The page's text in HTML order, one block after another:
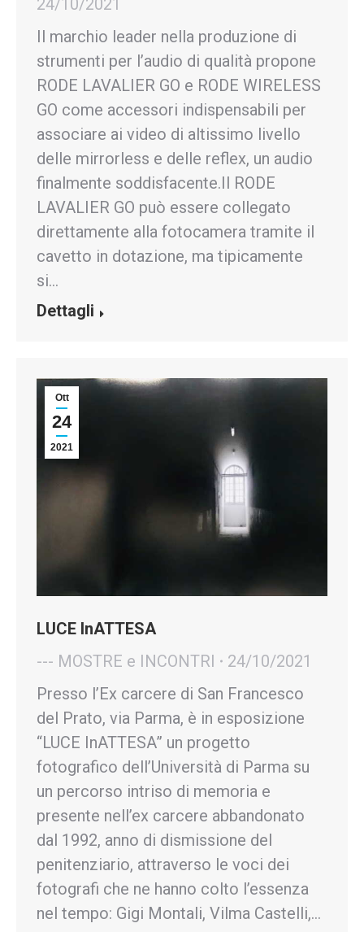
24/10/2021
Il marchio leader nella produzione di
strumenti per l’audio di qualità propone
RODE LAVALIER GO e RODE WIRELESS
GO come accessori indispensabili per
associare ai video di altissimo livello
delle mirrorless e delle reflex, un audio
finalmente soddisfacente.Il RODE
LAVALIER GO può essere collegato
direttamente alla fotocamera tramite il
cavetto in dotazione, ma tipicamente
si…
Dettagli
Ott
24
2021
LUCE InATTESA
--- MOSTRE e INCONTRI
24/10/2021
Presso l’Ex carcere di San Francesco
del Prato, via Parma, è in esposizione
“LUCE InATTESA” un progetto
fotografico dell’Università di Parma su
un percorso intriso di memoria e
presente nell’ex carcere abbandonato
dal 1992, anno di dismissione del
penitenziario, attraverso le voci dei
fotografi che ne hanno colto l’essenza
nel tempo: Gigi Montali, Vilma Castelli,…